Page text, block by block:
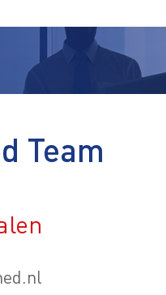
Team